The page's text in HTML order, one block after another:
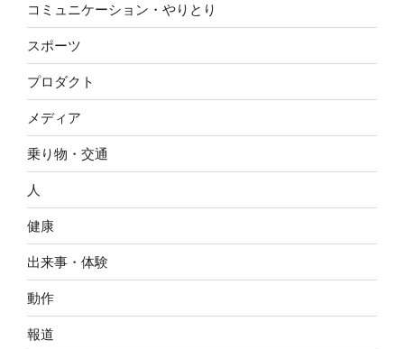
コミュニケーション・やりとり
スポーツ
プロダクト
メディア
乗り物・交通
人
健康
出来事・体験
動作
報道